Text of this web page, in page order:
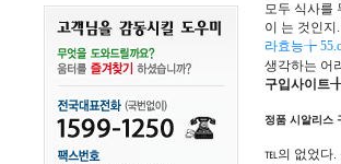
모두 식사를
이 는 것인지
라효능╆
생각하는 어
구입사이트
정품 시알리스
℡의 없었다.